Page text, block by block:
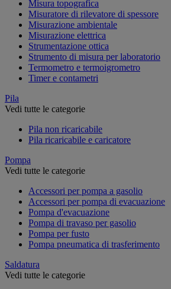
Misura topografica
Misuratore di rilevatore di spessore
Misurazione ambientale
Misurazione elettrica
Strumentazione ottica
Strumento di misura per laboratorio
Termometro e termoigrometro
Timer e contametri
Pila
Vedi tutte le categorie
Pila non ricaricabile
Pila ricaricabile e caricatore
Pompa
Vedi tutte le categorie
Accessori per pompa a gasolio
Accessori per pompa di evacuazione
Pompa d'evacuazione
Pompa di travaso per gasolio
Pompa per fusto
Pompa pneumatica di trasferimento
Saldatura
Vedi tutte le categorie